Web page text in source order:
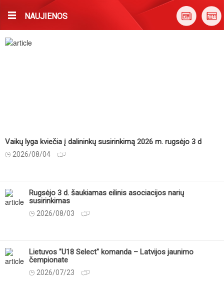
NAUJIENOS
Vaikų lyga kviečia į dalininkų susirinkimą 2026 m. rugsėjo 3 d
2026/08/04
Rugsėjo 3 d. šaukiamas eilinis asociacijos narių
susirinkimas
2026/08/03
Lietuvos "U18 Select" komanda – Latvijos jaunimo
čempionate
2026/07/23